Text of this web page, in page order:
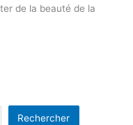
de la beauté de la
Rechercher